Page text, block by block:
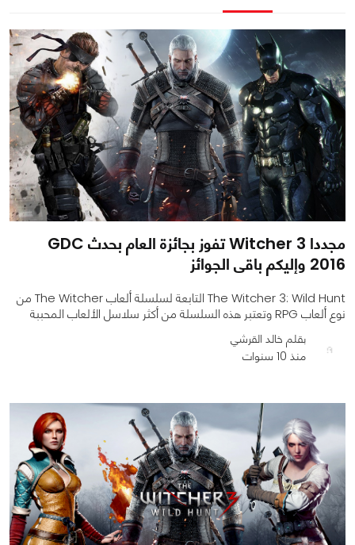
مجددا Witcher 3 تفوز بجائزة العام بحدث GDC
2016 وإليكم باقى الجوائز
The Witcher 3: Wild Hunt التابعة لسلسلة ألعاب The Witcher من
نوع ألعاب RPG وتعتبر هذه السلسلة من أكثر سلاسل الألعاب المحببة
بقلم خالد القرشي
منذ 10 سنوات